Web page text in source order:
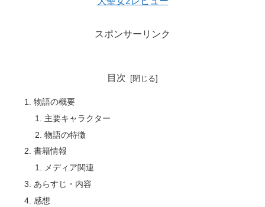
スポンサーリンク
目次
物語の概要
主要キャラクター
物語の特徴
書籍情報
メディア関連
あらすじ・内容
感想